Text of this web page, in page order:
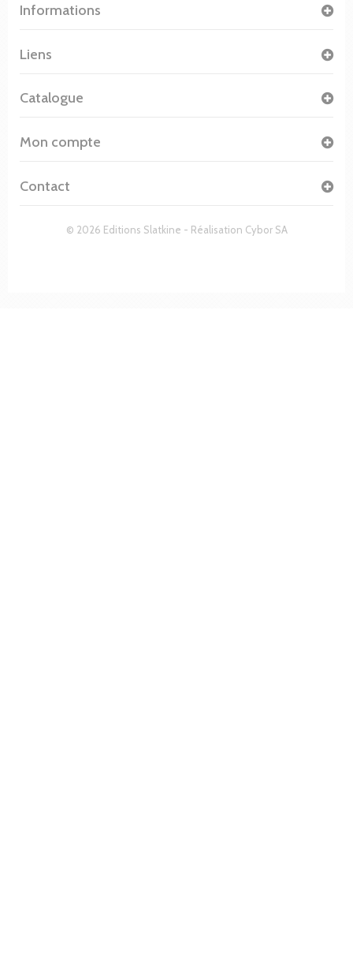
Informations
© 2026 Editions Slatkine - Réalisation Cybor SA
Liens
Catalogue
Mon compte
Contact